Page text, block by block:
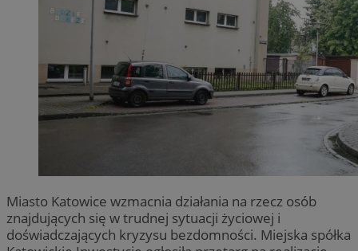
Miasto Katowice wzmacnia działania na rzecz osób
znajdujących się w trudnej sytuacji życiowej i
doświadczających kryzysu bezdomności. Miejska spółka